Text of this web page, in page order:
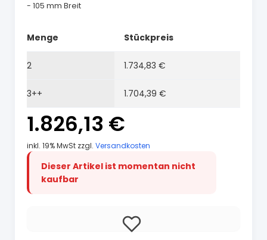
- 105 mm Breit
Menge Stückpreis
2 1.734,83 €
3++ 1.704,39 €
1.826,13 €
inkl. 19% MwSt zzgl. Versandkosten
Dieser Artikel ist momentan nicht
kaufbar